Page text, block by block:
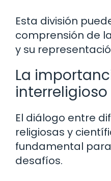
Esta división
comprensión de
y su
La
interreligioso
El diálogo entre
religiosas y
fundamental
desafíos.